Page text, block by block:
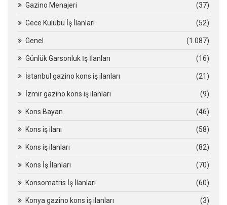
Gazino Menajeri (37)
Gece Kulübü İş İlanları (52)
Genel (1.087)
Günlük Garsonluk İş İlanları (16)
İstanbul gazino kons iş ilanları (21)
İzmir gazino kons iş ilanları (9)
Kons Bayan (46)
Kons iş ilanı (58)
Kons iş ilanları (82)
Kons İş İlanları (70)
Konsomatris İş İlanları (60)
Konya gazino kons iş ilanları (3)